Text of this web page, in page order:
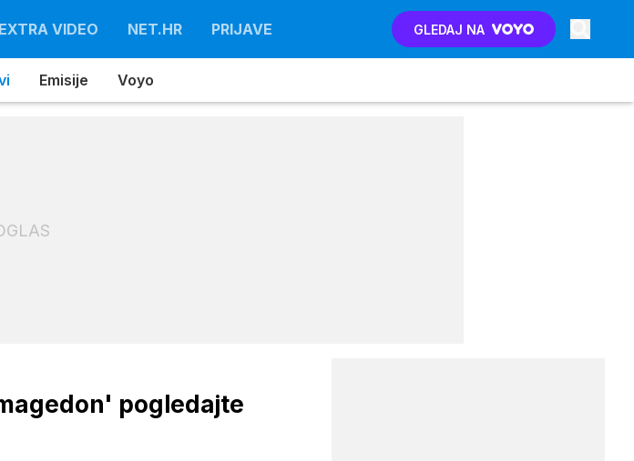
EXTRA VIDEO NET.HR PRIJAVE GLEDAJ NA
Emisije Voyo
pogledajte